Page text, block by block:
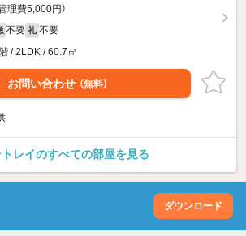
管理費5,000円）
不要 礼 不要
/ 2LDK / 60.7㎡
お問い合わせ （無料）
レイのすべての部屋を見る
ダウンロード